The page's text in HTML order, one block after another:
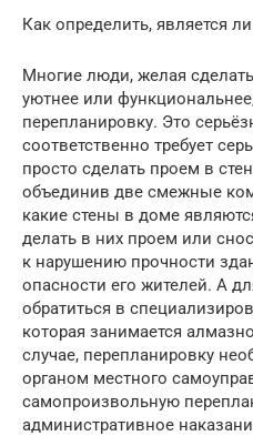
Как определить, является
Многие люди, желая
уютнее или
перепланировку. Это
соответственно требует
просто сделать проем в
объединив две смежные
какие стены в доме
делать в них проем или
к нарушению прочности
опасности его жителей. А
обратиться в
которая занимается
случае, перепланировку
органом местного
самопроизвольную
административное